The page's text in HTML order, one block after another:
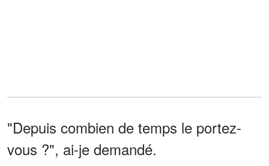
"Depuis combien de temps le portez-
vous ?", ai-je demandé.